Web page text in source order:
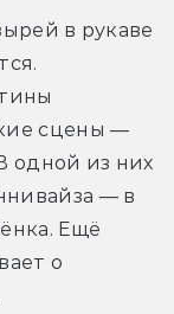
в рукаве
сцены —
одной из них
— в
Ещё
о